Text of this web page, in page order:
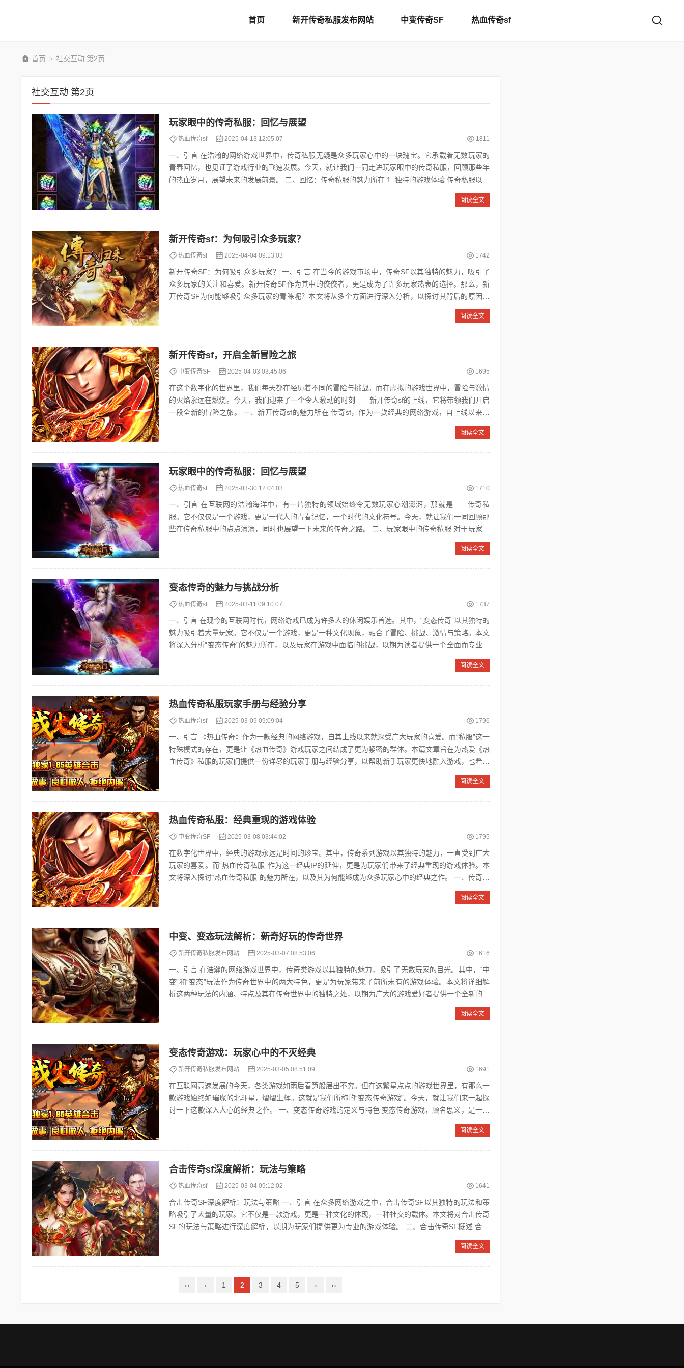
首页 新开传奇私服发布网站 中变传奇SF 热血传奇sf
首页 > 社交互动 第2页
社交互动 第2页
玩家眼中的传奇私服：回忆与展望
热血传奇sf 2025-04-13 12:05:07 1811
一、引言 在浩瀚的网络游戏世界中，传奇私服无疑是众多玩家心中的一块瑰宝。它承载着无数玩家的
青春回忆，也见证了游戏行业的飞速发展。今天，就让我们一同走进玩家眼中的传奇私服，回顾那些年
的热血岁月，展望未来的发展前景。 二、回忆：传奇私服的魅力所在 1. 独特的游戏体验 传奇私服以其
阅读全文
新开传奇sf：为何吸引众多玩家？
热血传奇sf 2025-04-04 09:13:03 1742
新开传奇SF：为何吸引众多玩家？ 一、引言 在当今的游戏市场中，传奇SF以其独特的魅力，吸引了
众多玩家的关注和喜爱。新开传奇SF作为其中的佼佼者，更是成为了许多玩家热衷的选择。那么，新
开传奇SF为何能够吸引众多玩家的青睐呢？本文将从多个方面进行深入分析，以探讨其背后的原因。
阅读全文
新开传奇sf，开启全新冒险之旅
中变传奇SF 2025-04-03 03:45:06 1695
在这个数字化的世界里，我们每天都在经历着不同的冒险与挑战。而在虚拟的游戏世界中，冒险与激情
的火焰永远在燃烧。今天，我们迎来了一个令人激动的时刻——新开传奇sf的上线，它将带领我们开启
一段全新的冒险之旅。 一、新开传奇sf的魅力所在 传奇sf，作为一款经典的网络游戏，自上线以来就
阅读全文
玩家眼中的传奇私服：回忆与展望
热血传奇sf 2025-03-30 12:04:03 1710
一、引言 在互联网的浩瀚海洋中，有一片独特的领域始终令无数玩家心潮澎湃，那就是——传奇私
服。它不仅仅是一个游戏，更是一代人的青春记忆，一个时代的文化符号。今天，就让我们一同回顾那
些在传奇私服中的点点滴滴，同时也展望一下未来的传奇之路。 二、玩家眼中的传奇私服 对于玩家而
阅读全文
变态传奇的魅力与挑战分析
热血传奇sf 2025-03-11 09:10:07 1737
一、引言 在现今的互联网时代，网络游戏已成为许多人的休闲娱乐首选。其中，“变态传奇”以其独特的
魅力吸引着大量玩家。它不仅是一个游戏，更是一种文化现象，融合了冒险、挑战、激情与策略。本文
将深入分析“变态传奇”的魅力所在，以及玩家在游戏中面临的挑战，以期为读者提供一个全面而专业的
阅读全文
热血传奇私服玩家手册与经验分享
热血传奇sf 2025-03-09 09:09:04 1796
一、引言 《热血传奇》作为一款经典的网络游戏，自其上线以来就深受广大玩家的喜爱。而“私服”这一
特殊模式的存在，更是让《热血传奇》游戏玩家之间结成了更为紧密的群体。本篇文章旨在为热爱《热
血传奇》私服的玩家们提供一份详尽的玩家手册与经验分享，以帮助新手玩家更快地融入游戏，也希望
阅读全文
热血传奇私服：经典重现的游戏体验
中变传奇SF 2025-03-08 03:44:02 1795
在数字化世界中，经典的游戏永远是时间的珍宝。其中，传奇系列游戏以其独特的魅力，一直受到广大
玩家的喜爱。而“热血传奇私服”作为这一经典IP的延伸，更是为玩家们带来了经典重现的游戏体验。本
文将深入探讨“热血传奇私服”的魅力所在，以及其为何能够成为众多玩家心中的经典之作。 一、传奇游
阅读全文
中变、变态玩法解析：新奇好玩的传奇世界
新开传奇私服发布网站 2025-03-07 08:53:06 1616
一、引言 在浩瀚的网络游戏世界中，传奇类游戏以其独特的魅力，吸引了无数玩家的目光。其中，“中
变”和“变态”玩法作为传奇世界中的两大特色，更是为玩家带来了前所未有的游戏体验。本文将详细解
析这两种玩法的内涵、特点及其在传奇世界中的独特之处，以期为广大的游戏爱好者提供一个全新的视
阅读全文
变态传奇游戏：玩家心中的不灭经典
新开传奇私服发布网站 2025-03-05 08:51:09 1691
在互联网高速发展的今天，各类游戏如雨后春笋般层出不穷。但在这繁星点点的游戏世界里，有那么一
款游戏始终如璀璨的北斗星，熠熠生辉。这就是我们所称的“变态传奇游戏”。今天，就让我们来一起探
讨一下这款深入人心的经典之作。 一、变态传奇游戏的定义与特色 变态传奇游戏，顾名思义，是一款
阅读全文
合击传奇sf深度解析：玩法与策略
热血传奇sf 2025-03-04 09:12:02 1641
合击传奇SF深度解析：玩法与策略 一、引言 在众多网络游戏之中，合击传奇SF以其独特的玩法和策
略吸引了大量的玩家。它不仅是一款游戏，更是一种文化的体现，一种社交的载体。本文将对合击传奇
SF的玩法与策略进行深度解析，以期为玩家们提供更为专业的游戏体验。 二、合击传奇SF概述 合击
阅读全文
‹‹ ‹ 1 2 3 4 5 › ››